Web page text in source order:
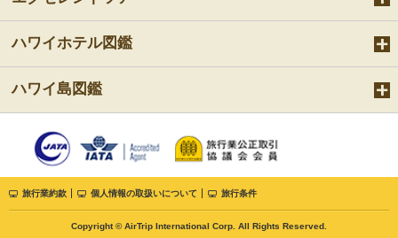
ハワイホテル図鑑
ハワイ島図鑑
旅行業約款 個人情報の取扱いについて 旅行条件
Copyright © AirTrip International Corp. All Rights Reserved.